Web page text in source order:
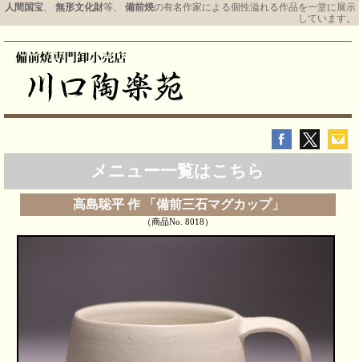
人間国宝、 無形文化財等、 備前焼の有名作家による個性溢れる作品を一堂に展示
しています。
メニュー一覧はこちら
高島聡平 作 「備前三石マグカップ」
（商品No. 8018）